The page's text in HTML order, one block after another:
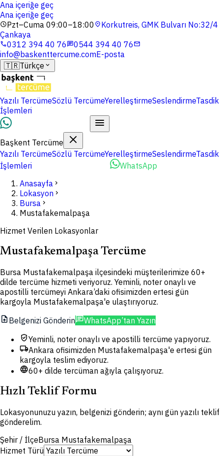
Ana içeriğe geç
Ana içeriğe geç
schedulePzt–Cuma 09:00–18:00 location_onKorkutreis, GMK Bulvarı No:32/4
Çankaya
phone0312 394 40 76chat0544 394 40 76mail
info@baskenttercume.comE-posta
🇹🇷Türkçe expand_more
Yazılı TercümeSözlü TercümeYerelleştirmeSeslendirmeTasdik
İşlemleri
Başkent Tercüme
Yazılı TercümeSözlü TercümeYerelleştirmeSeslendirmeTasdik
İşlemleri
WhatsApp
Anasayfa chevron_right
Lokasyon chevron_right
Bursa chevron_right
Mustafakemalpaşa
Hizmet Verilen Lokasyonlar
Mustafakemalpaşa Tercüme
Bursa Mustafakemalpaşa ilçesindeki müşterilerimize 60+
dilde tercüme hizmeti veriyoruz. Yeminli, noter onaylı ve
apostilli tercümeyi Ankara’daki ofisimizden ertesi gün
kargoyla Mustafakemalpaşa'e ulaştırıyoruz.
upload_file Belgenizi GönderinchatWhatsApp’tan Yazın
verified_userYeminli, noter onaylı ve apostilli tercüme yapıyoruz.
local_shippingAnkara ofisimizden Mustafakemalpaşa'e ertesi gün
kargoyla teslim ediyoruz.
language60+ dilde tercüman ağıyla çalışıyoruz.
Hızlı Teklif Formu
Lokasyonunuzu yazın, belgenizi gönderin; aynı gün yazılı teklif
gönderelim.
Şehir / İlçeBursa Mustafakemalpaşa
Hizmet Türü